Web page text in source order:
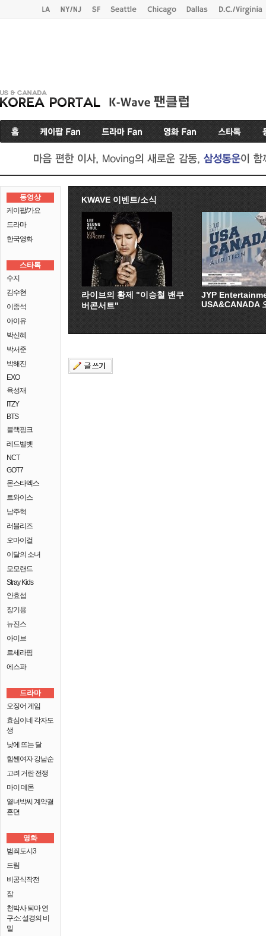
동영상
케이팝/가요
드라마
한국영화
스타톡
수지
김수현
이종석
아이유
박신혜
박서준
박해진
EXO
육성재
ITZY
BTS
블랙핑크
레드벨벳
NCT
GOT7
몬스타엑스
트와이스
남주혁
러블리즈
오마이걸
이달의 소녀
모모랜드
Stray Kids
안효섭
장기용
뉴진스
아이브
르세라핌
에스파
드라마
오징어 게임
효심이네 각자도
생
낮에 뜨는 달
힘쎈여자 강남순
고려 거란 전쟁
마이 데몬
열녀박씨 계약결
혼뎐
영화
범죄도시3
드림
비공식작전
잠
천박사 퇴마 연
구소: 설경의 비
밀
KWAVE 이벤트/소식
라이브의 황제 "이승철 밴쿠
버콘서트"
JYP
USA&CANADA